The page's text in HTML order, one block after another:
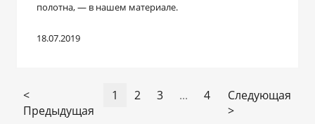
полотна, — в нашем материале.
18.07.2019
<
Предыдущая
1 2 3 ... 4
Следующая
>